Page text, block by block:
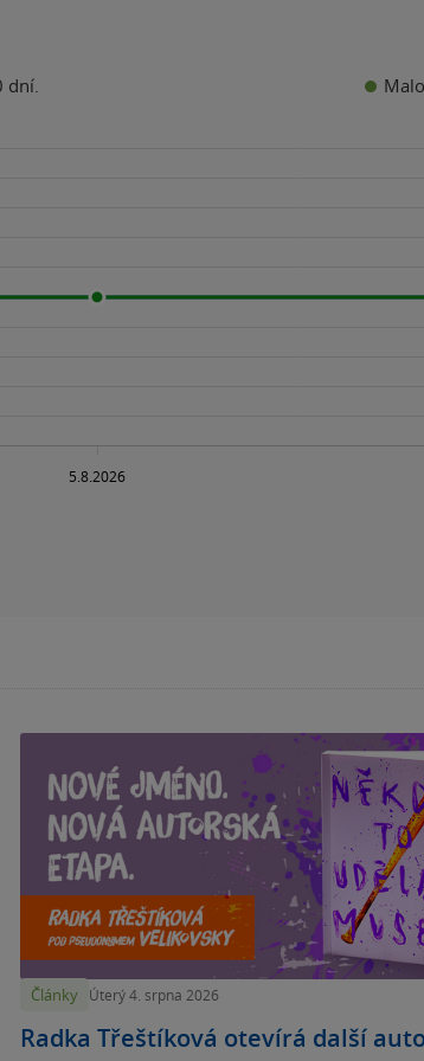
dní.
Články Úterý 4. srpna 2026
Radka Třeštíková otevírá další